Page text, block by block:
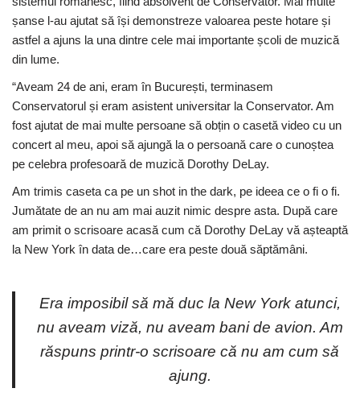
șanse l-au ajutat să își demonstreze valoarea peste hotare și
astfel a ajuns la una dintre cele mai importante școli de muzică
din lume.
“Aveam 24 de ani, eram în București, terminasem
Conservatorul și eram asistent universitar la Conservator. Am
fost ajutat de mai multe persoane să obțin o casetă video cu un
concert al meu, apoi să ajungă la o persoană care o cunoștea
pe celebra profesoară de muzică Dorothy DeLay.
Am trimis caseta ca pe un shot in the dark, pe ideea ce o fi o fi.
Jumătate de an nu am mai auzit nimic despre asta. După care
am primit o scrisoare acasă cum că Dorothy DeLay vă așteaptă
la New York în data de…care era peste două săptămâni.
Era imposibil să mă duc la New York atunci,
nu aveam viză, nu aveam bani de avion. Am
răspuns printr-o scrisoare că nu am cum să
ajung.